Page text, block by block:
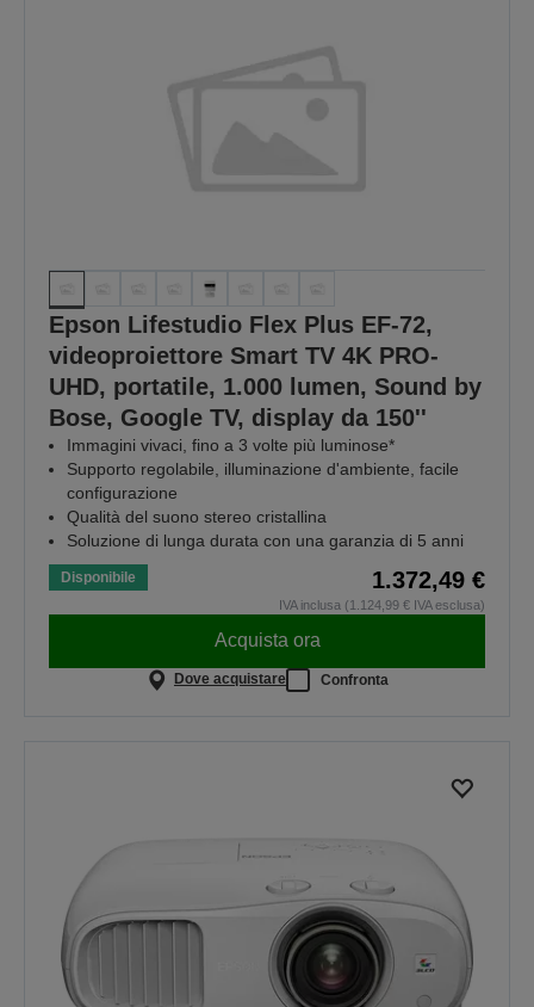
Epson Lifestudio Flex Plus EF-72,
videoproiettore Smart TV 4K PRO-
UHD, portatile, 1.000 lumen, Sound by
Bose, Google TV, display da 150''
Immagini vivaci, fino a 3 volte più luminose*
Supporto regolabile, illuminazione d'ambiente, facile
configurazione
Qualità del suono stereo cristallina
Soluzione di lunga durata con una garanzia di 5 anni
Disponibile 1.372,49 €
IVA inclusa (1.124,99 € IVA esclusa)
Acquista ora
Dove acquistare Confronta